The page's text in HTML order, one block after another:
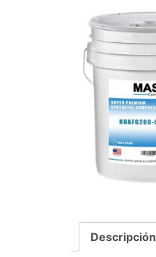
Descripción